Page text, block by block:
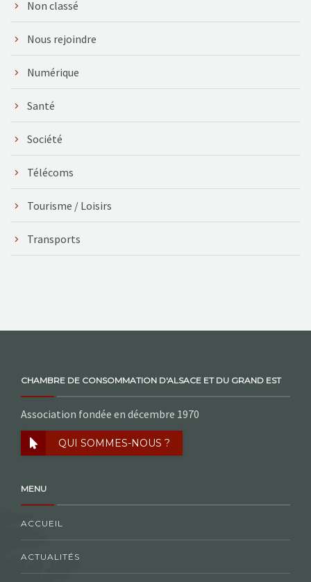
Non classé
Nous rejoindre
Numérique
Santé
Société
Télécoms
Tourisme / Loisirs
Transports
CHAMBRE DE CONSOMMATION D'ALSACE ET DU GRAND EST
Association fondée en décembre 1970
QUI SOMMES-NOUS ?
MENU
ACCUEIL
ACTUALITÉS